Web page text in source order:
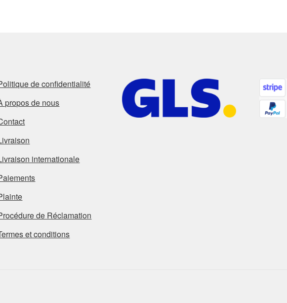
de confidentialité
propos de nous
internationale
de Réclamation
et conditions